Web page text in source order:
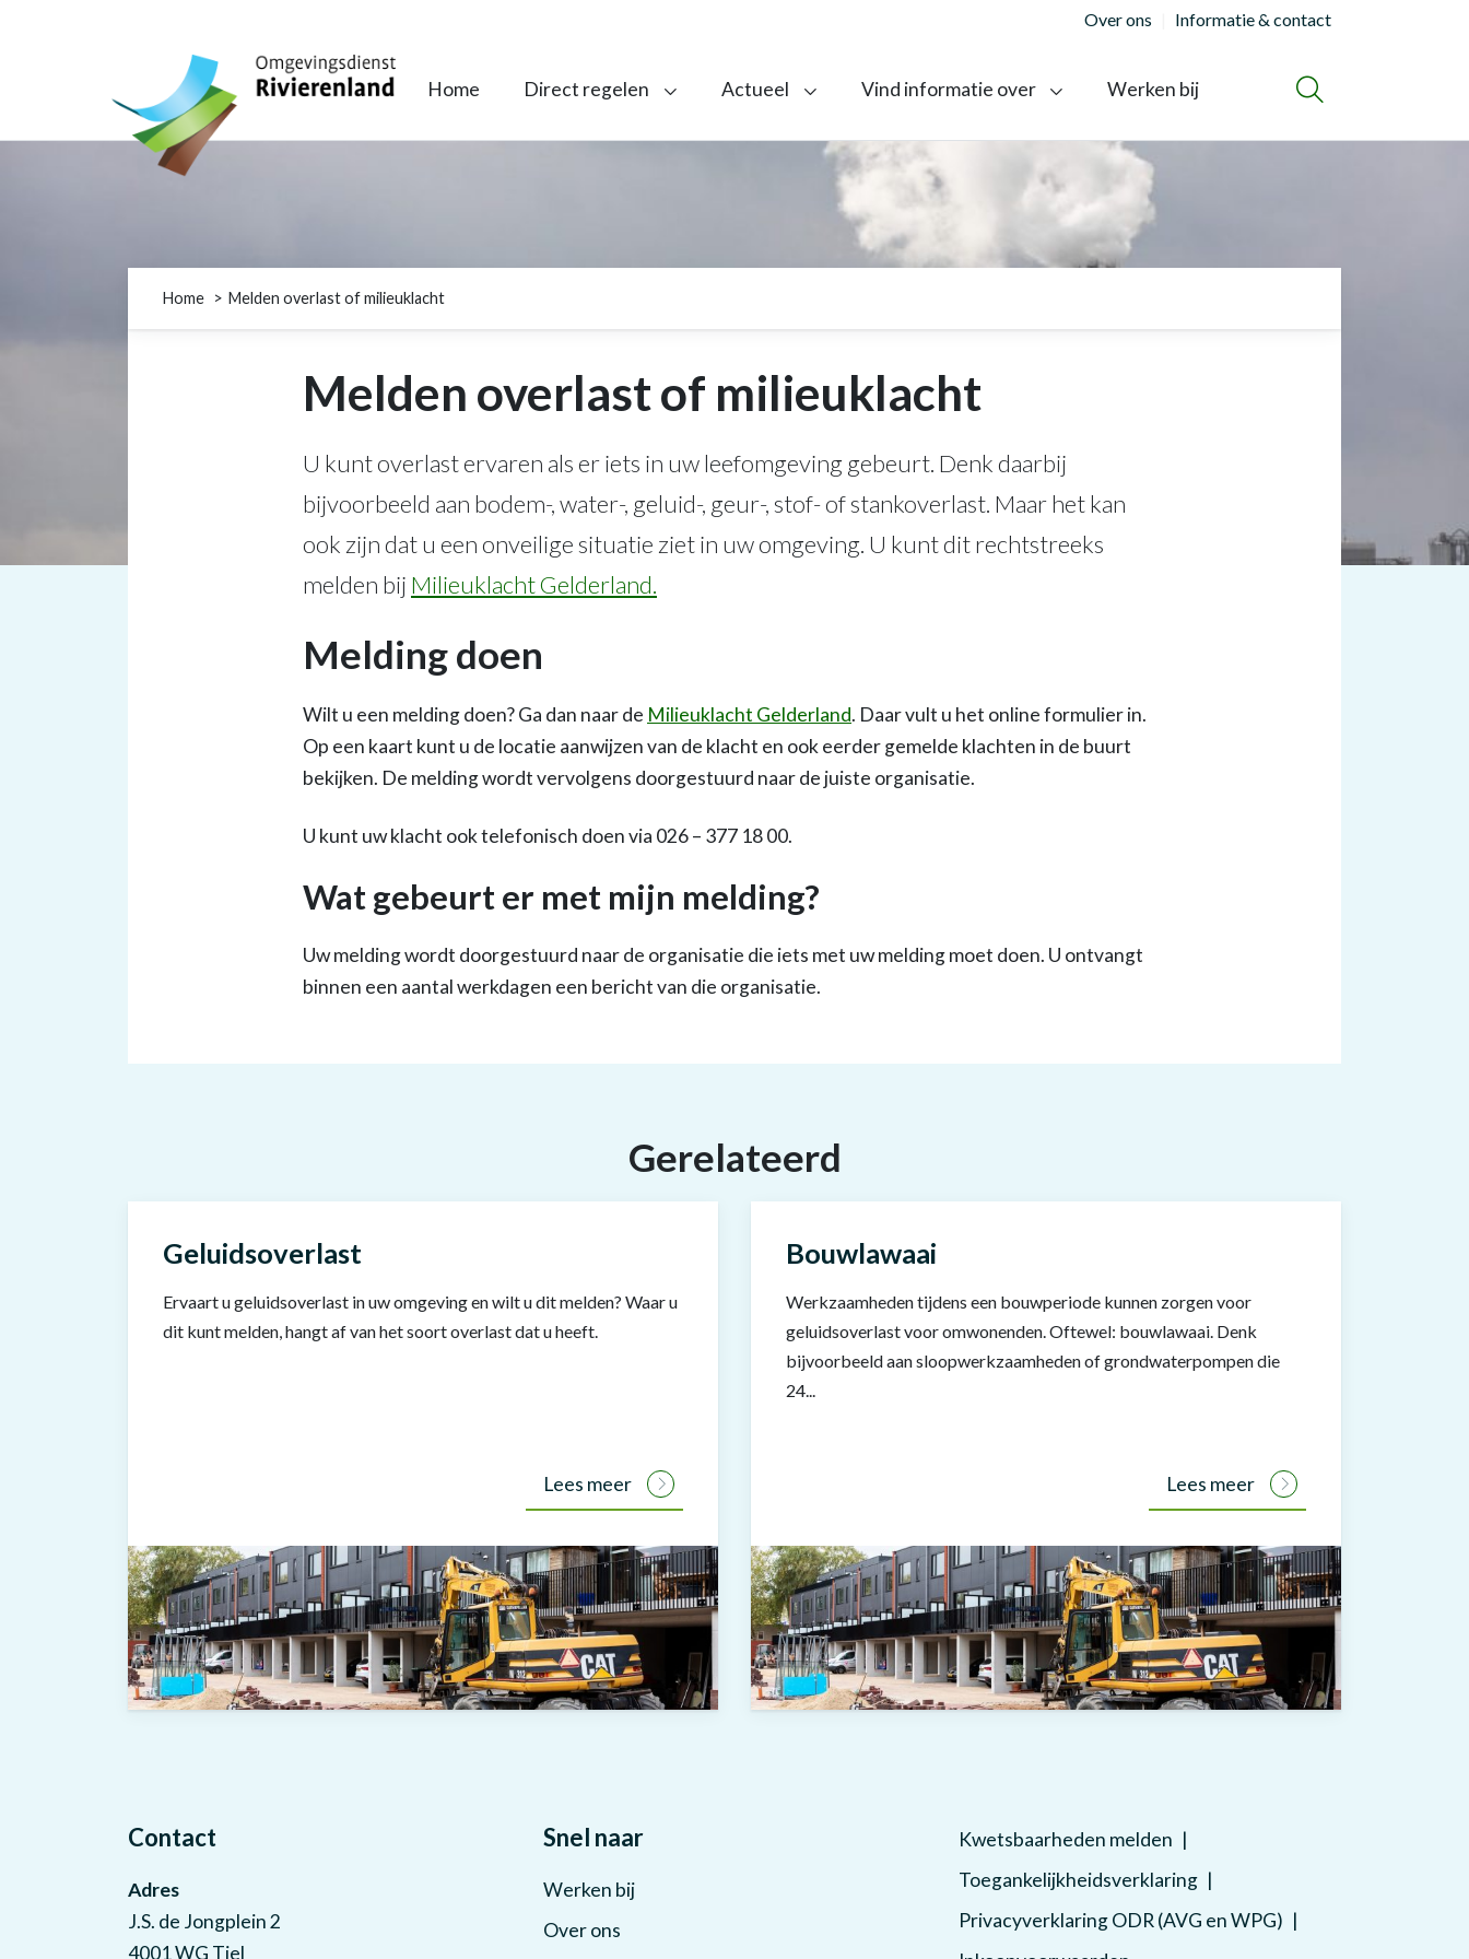
Over ons Informatie & contact
Omgevingsdienst Rivierenland
Home
Direct regelen Actueel Vind informatie over Werken bij ZOEKEN
Home Melden overlast of milieuklacht
Melden overlast of milieuklacht
U kunt overlast ervaren als er iets in uw leefomgeving gebeurt. Denk daarbij
bijvoorbeeld aan bodem-, water-, geluid-, geur-, stof- of stankoverlast. Maar het kan
ook zijn dat u een onveilige situatie ziet in uw omgeving. U kunt dit rechtstreeks
melden bij Milieuklacht Gelderland.
Melding doen
Wilt u een melding doen? Ga dan naar de Milieuklacht Gelderland. Daar vult u het online formulier in.
Op een kaart kunt u de locatie aanwijzen van de klacht en ook eerder gemelde klachten in de buurt
bekijken. De melding wordt vervolgens doorgestuurd naar de juiste organisatie.
U kunt uw klacht ook telefonisch doen via 026 – 377 18 00.
Wat gebeurt er met mijn melding?
Uw melding wordt doorgestuurd naar de organisatie die iets met uw melding moet doen. U ontvangt
binnen een aantal werkdagen een bericht van die organisatie.
Gerelateerd
Geluidsoverlast
Ervaart u geluidsoverlast in uw omgeving en wilt u dit melden? Waar u
dit kunt melden, hangt af van het soort overlast dat u heeft.
Lees meer
Bouwlawaai
Werkzaamheden tijdens een bouwperiode kunnen zorgen voor
geluidsoverlast voor omwonenden. Oftewel: bouwlawaai. Denk
bijvoorbeeld aan sloopwerkzaamheden of grondwaterpompen die
24...
Lees meer
Contact
Adres
J.S. de Jongplein 2
4001 WG Tiel
Snel naar
Werken bij
Over ons
Kwetsbaarheden melden
Toegankelijkheidsverklaring
Privacyverklaring ODR (AVG en WPG)